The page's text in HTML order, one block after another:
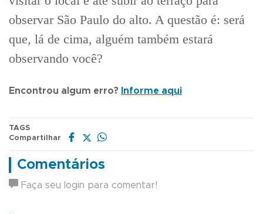
observar São Paulo do alto. A questão é: será
que, lá de cima, alguém também estará
observando você?
Encontrou algum erro? Informe aqui
TAGS
Compartilhar
Comentários
Faça seu login para comentar!